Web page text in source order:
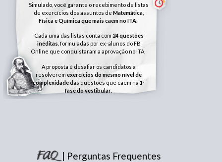
Simulado, você garante o recebimento de listas
de exercícios dos assuntos de Matemática,
Física e Químicaque mais caem no ITA.
Cada uma das listas conta com 24 questões
inéditas , formuladas por ex-alunos do FB
Online que conquistaram a aprovação no ITA.
A proposta é desafiar os candidatos a
resolverem exercícios do mesmo nível de
complexidade das questões que caem na 1ª
fase do vestibular.
| Perguntas Frequentes